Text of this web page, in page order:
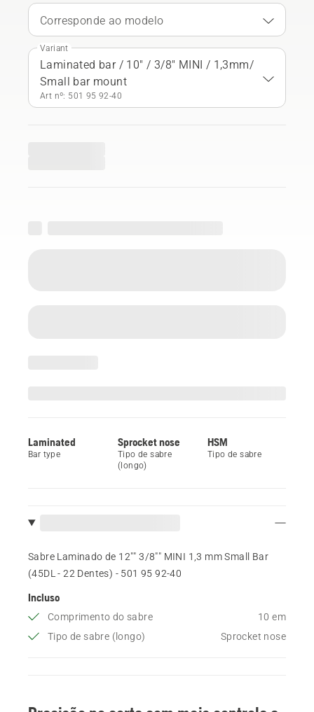
Corresponde ao modelo
Variant
Laminated bar / 10" / 3/8" MINI / 1,3mm/
Small bar mount
Art nº: 501 95 92‑40
Laminated
Bar type
Sprocket nose
Tipo de sabre
(longo)
HSM
Tipo de sabre
Sabre Laminado de 12"" 3/8"" MINI 1,3 mm Small Bar
(45DL - 22 Dentes) - 501 95 92‑40
Incluso
Comprimento do sabre
10 em
Tipo de sabre (longo)
Sprocket nose